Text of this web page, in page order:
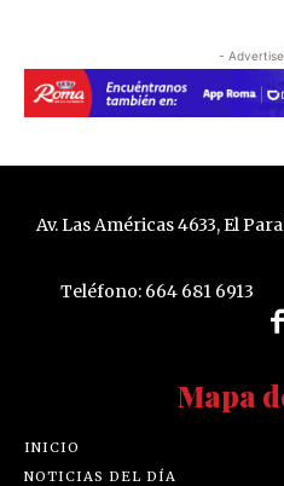
-
Av. Las Américas 4633, El
Teléfono: 664 681 6913
Mapa
INICIO
NOTICIAS DEL DÍA